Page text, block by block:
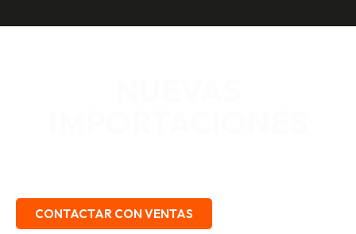
CONTACTAR CON VENTAS